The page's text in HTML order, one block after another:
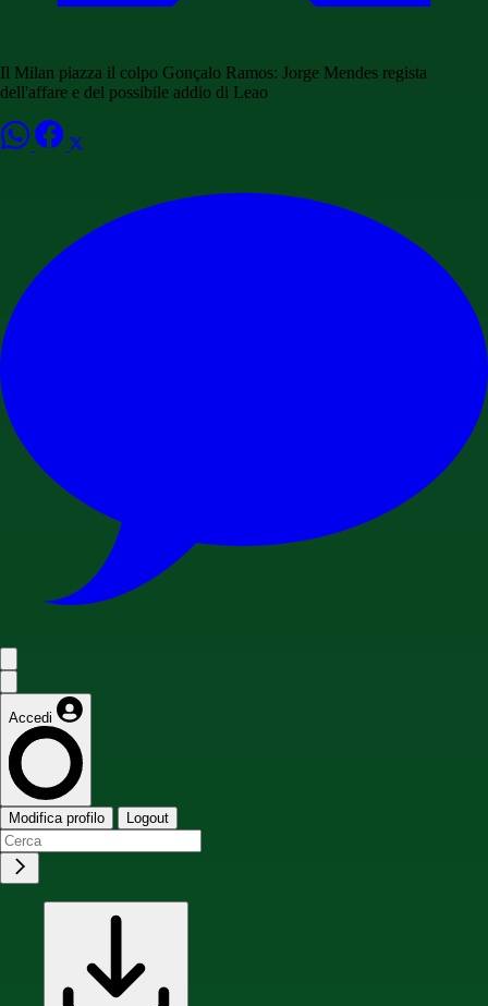
Il Milan piazza il colpo Gonçalo Ramos: Jorge Mendes regista
dell'affare e del possibile addio di Leao
Accedi
Modifica profilo Logout